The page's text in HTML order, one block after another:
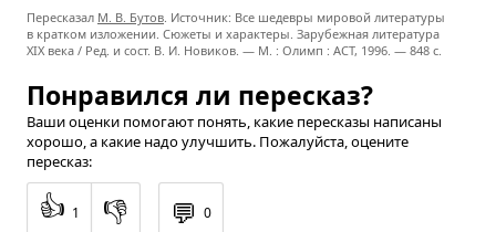
Пересказал М. В. Бутов . Источник: Все шедевры мировой литературы
в кратком изложении. Сюжеты и характеры. Зарубежная литература
XIX века / Ред. и сост. В. И. Новиков. — М. : Олимп : ACT, 1996. — 848 с.
Понравился ли пересказ?
Ваши оценки помогают понять, какие пересказы написаны
хорошо, а какие надо улучшить. Пожалуйста, оцените
пересказ:
👍 1 👎 💬 0